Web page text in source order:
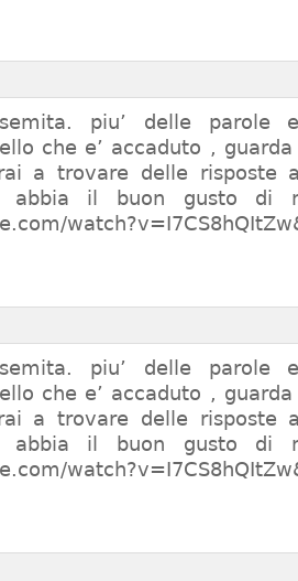
piu’ delle parole
che e’ accaduto , guarda
a trovare delle risposte
abbia il buon gusto di
piu’ delle parole
che e’ accaduto , guarda
a trovare delle risposte
abbia il buon gusto di